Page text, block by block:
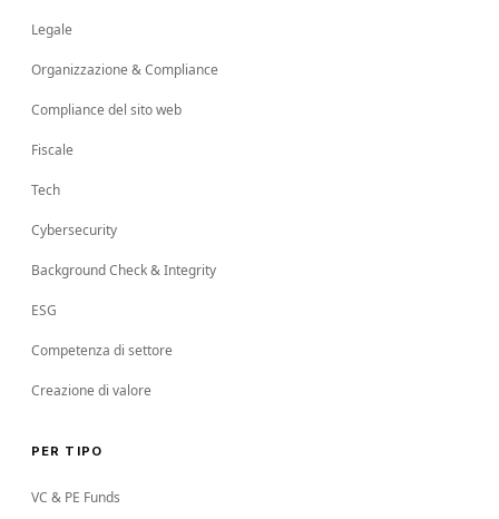
Legale
Organizzazione & Compliance
Compliance del sito web
Fiscale
Tech
Cybersecurity
Background Check & Integrity
ESG
Competenza di settore
Creazione di valore
PER TIPO
VC & PE Funds